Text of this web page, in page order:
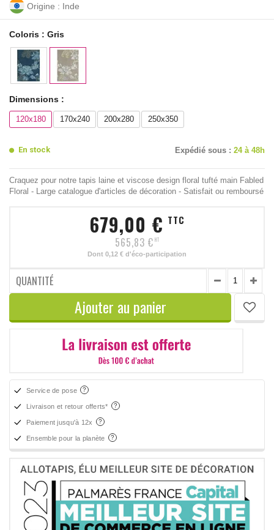
Origine : Inde
Coloris : Gris
Dimensions :
120x180 170x240 200x280 250x350
En stock Expédié sous : 24 à 48h
Craquez pour notre tapis laine et viscose design floral tufté main Fabled
Floral - Large catalogue d'articles de décoration - Satisfait ou remboursé
679,00 € TTC
565,83 € HT
Dont 0,12 € d'éco-participation
QUANTITÉ
Ajouter au panier
Service de pose
Livraison et retour offerts*
Paiement jusqu'à 12x
Ensemble pour la planète